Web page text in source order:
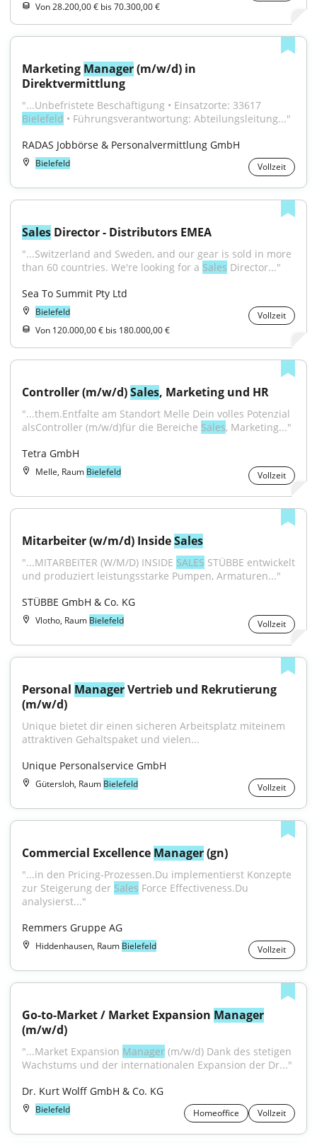
Von 28.200,00 € bis 70.300,00 €
Marketing Manager (m/w/d) in
Direktvermittlung
Bielefeld • Führungsverantwortung: Abteilungsleitung..."
RADAS Jobbörse & Personalvermittlung GmbH
Bielefeld Vollzeit
Sales Director - Distributors EMEA
"...Switzerland and Sweden, and our gear is sold in more
than 60 countries. We're looking for a Sales Director..."
Sea To Summit Pty Ltd
Bielefeld
Vollzeit
Von 120.000,00 € bis 180.000,00 €
Controller (m/w/d) Sales, Marketing und HR
"...them.Entfalte am Standort Melle Dein volles Potenzial
alsController (m/w/d)für die Bereiche Sales, Marketing..."
Tetra GmbH
Melle, Raum Bielefeld Vollzeit
Mitarbeiter (w/m/d) Inside Sales
"...MITARBEITER (W/M/D) INSIDE SALES STÜBBE entwickelt
und produziert leistungsstarke Pumpen, Armaturen..."
STÜBBE GmbH & Co. KG
Vlotho, Raum Bielefeld Vollzeit
Personal Manager Vertrieb und Rekrutierung
(m/w/d)
Unique bietet dir einen sicheren Arbeitsplatz miteinem
attraktiven Gehaltspaket und vielen...
Unique Personalservice GmbH
Gütersloh, Raum Bielefeld Vollzeit
Commercial Excellence Manager (gn)
"...in den Pricing-Prozessen.Du implementierst Konzepte
zur Steigerung der Sales Force Effectiveness.Du
analysierst..."
Remmers Gruppe AG
Hiddenhausen, Raum Bielefeld Vollzeit
Go-to-Market / Market Expansion Manager
(m/w/d)
"...Market Expansion Manager (m/w/d) Dank des stetigen
Wachstums und der internationalen Expansion der Dr..."
Dr. Kurt Wolff GmbH & Co. KG
Bielefeld Homeoffice Vollzeit